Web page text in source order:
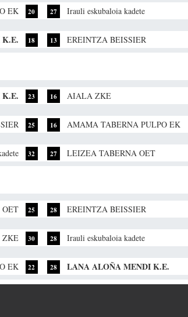
EK 20 27 Irauli eskubaloia kadete
18 13 EREINTZA BEISSIER
23 16 AIALA ZKE
25 16 AMAMA TABERNA PULPO EK
32 27 LEIZEA TABERNA OET
25 28 EREINTZA BEISSIER
30 28 Irauli eskubaloia kadete
EK 22 28 LANA ALOÑA MENDI K.E.